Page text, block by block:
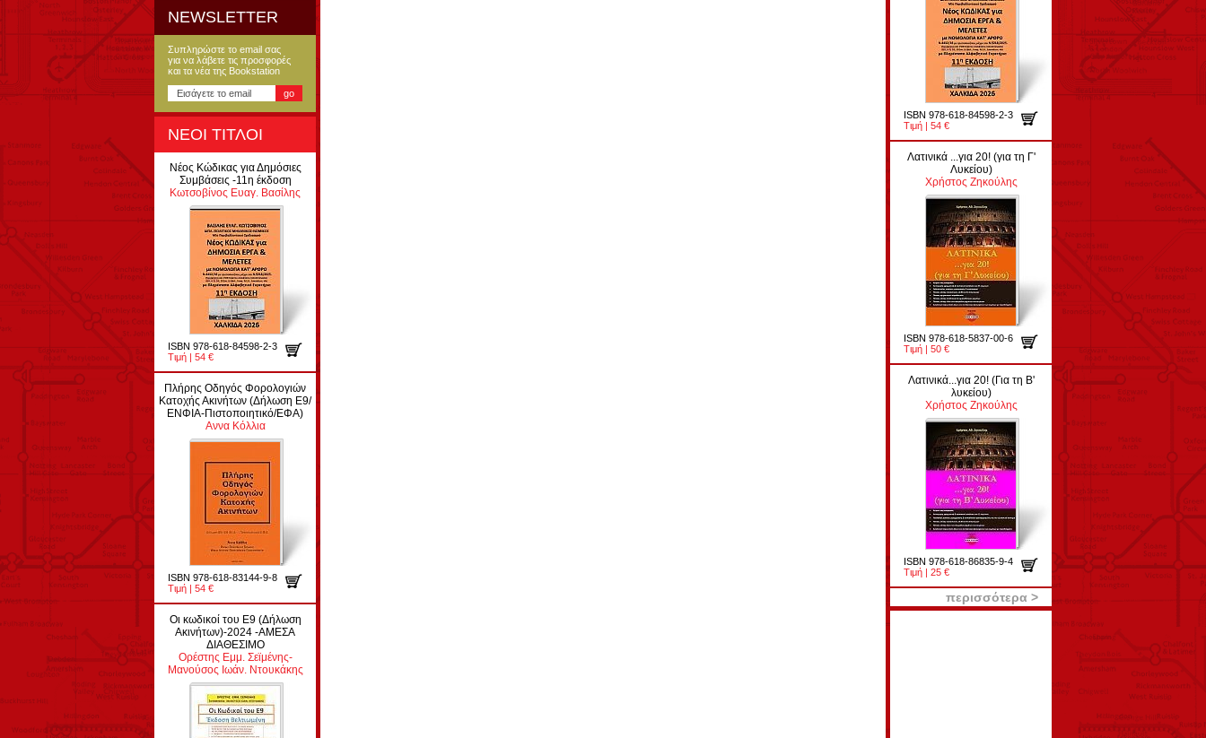
NEWSLETTER
Συπληρώστε το email σας
για να λάβετε τις προσφορές
και τα νέα της Bookstation
ΝΕΟΙ ΤΙΤΛΟΙ
Νέος Κώδικας για Δημόσιες
Συμβάσεις -11η έκδοση
Κωτσοβίνος Ευαγ. Βασίλης
ISBN 978-618-84598-2-3
Τιμή | 54 €
Πλήρης Οδηγός Φορολογιών
Κατοχής Ακινήτων (Δήλωση Ε9/
ΕΝΦΙΑ-Πιστοποιητικό/ΕΦΑ)
Αννα Κόλλια
ISBN 978-618-83144-9-8
Τιμή | 54 €
Οι κωδικοί του Ε9 (Δήλωση
Ακινήτων)-2024 -ΑΜΕΣΑ
ΔΙΑΘΕΣΙΜΟ
Ορέστης Εμμ. Σεϊμένης-
Μανούσος Ιωάν. Ντουκάκης
ISBN 978-618-84598-2-3
Τιμή | 54 €
Λατινικά ...για 20! (για τη Γ'
Λυκείου)
Χρήστος Ζηκούλης
ISBN 978-618-5837-00-6
Τιμή | 50 €
Λατινικά...για 20! (Για τη Β'
λυκείου)
Χρήστος Ζηκούλης
ISBN 978-618-86835-9-4
Τιμή | 25 €
περισσότερα >